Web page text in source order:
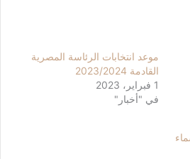
موعد انتخابات الرئاسة المصرية
القادمة 2023/2024
1 فبراير، 2023
في "أخبار"
“الاسماء